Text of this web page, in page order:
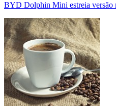
BYD Dolphin Mini estreia versão